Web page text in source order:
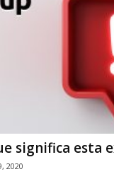
significa esta
2020